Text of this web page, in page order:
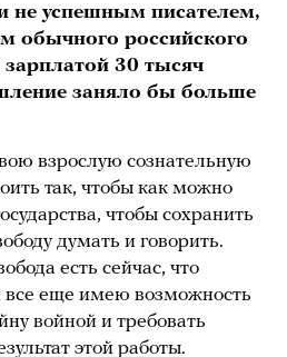
успешным писателем,
обычного российского
30 тысяч
заняло бы больше
взрослую сознательную
так, чтобы как можно
чтобы сохранить
думать и говорить.
есть сейчас, что
все еще имею возможность
войной и требовать
этой работы.